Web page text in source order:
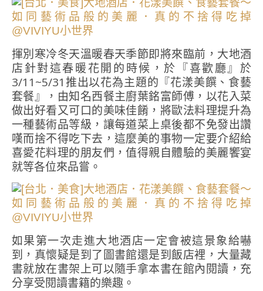
揮別寒冷冬天溫暖春天季節即將來臨前，大地酒
店針對這春暖花開的時候，於『喜歡廳』於
3/11~5/31推出以花為主題的『花漾美饌、食藝
套餐』，由知名西餐主廚葉銘富師傅，以花入菜
做出好看又可口的美味佳餚，將歐法料理提升為
一種藝術品等級，讓每道菜上桌後都不免發出讚
嘆而捨不得吃下去，這麼美的事物一定要介紹給
喜愛花料理的朋友們，值得親自體驗的美麗饗宴
就等各位來品嘗。
如果第一次走進大地酒店一定會被這景象給嚇
到，真懷疑是到了圖書館還是到飯店裡，大量藏
書就放在書架上可以隨手拿本書在館內閱讀，充
分享受閱讀書籍的樂趣。